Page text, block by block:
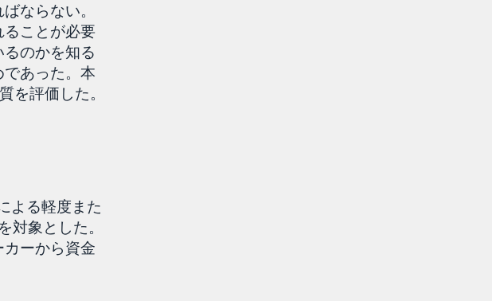
ならない。
ことが必要
のかを知る
あった。本
を評価した。
よる軽度また
象とした。
ーから資金